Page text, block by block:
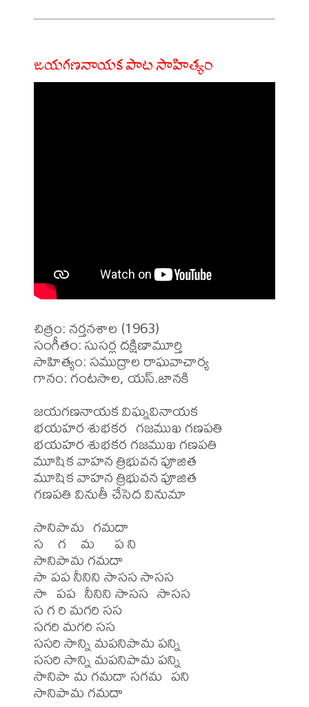
జయగణనాయక పాట సాహిత్యం
చిత్రం: నర్తనశాల (1963)
సంగీతం: సుసర్ల దక్షిణామూర్తి
సాహిత్యం: సముద్రాల రాఘవాచార్య
గానం: గంటసాల, యస్.జానకి
జయగణనాయక విఘ్నవినాయక
భయహర శుభకర  గజముఖ గణపతి
భయహర శుభకర గజముఖ గణపతి
మూషిక వాహన త్రిభువన పూజిత
మూషిక వాహన త్రిభువన పూజిత
గణపతి వినుతీ చేసెద వినుమా
సానిపామ  గమదా
స   గ   మ    ప ని
సానిపామ గమదా
సా పప నీనిని సాసస సాసస
సా  పప  నీనిని సాసస  సాసస
స గ రి మగరి సస
సగరి మగరి సస
ససరి సాన్ని మపనిపామ పన్ని
ససరి సాన్ని మపనిపామ పన్ని
సానిపా మ గమదా సగమ  పని
సానిపామ గమదా